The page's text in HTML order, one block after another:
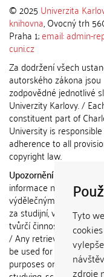
Tyto
zdroje
© 2025 Univerzita
knihovna, Ovocný trh
Praha 1;email: admin-
cuni.cz
Za dodržení všech
autorského zákona jsou
zodpovědné jednotlivé
Univerzity Karlovy. /
constituent part of
University is
adherence to all
copyright law.
Upozornění / Notice:
informace nemohou
výdělečným účelům
za studijní, vědeckou
tvůrčí činnost jiné
/ Any retrieved
be used for any
purposes or claimed as